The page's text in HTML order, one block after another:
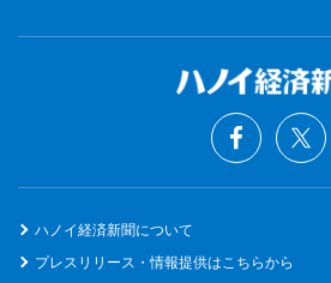
ハノイ経済新聞について
プレスリリース・情報提供はこちらから